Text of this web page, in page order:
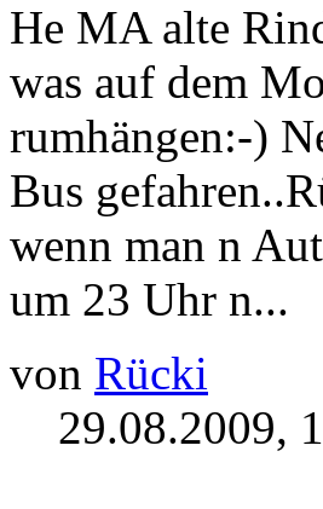
He MA alte
was auf dem
rumhängen:-)
Bus
wenn man n
um 23 Uhr n...
von Rücki
29.08.2009,